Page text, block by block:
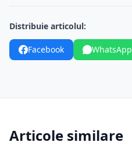
Distribuie articolul:
Facebook WhatsApp
Articole similare